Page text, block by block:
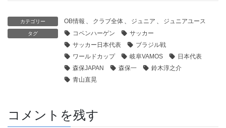
カテゴリー OB情報 クラブ全体 ジュニア ジュニアユース
タグ コペンハーゲン
サッカー
サッカー日本代表
ブラジル戦
ワールドカップ
岐阜VAMOS
日本代表
森保JAPAN
森保一
鈴木淳之介
青山直晃
コメントを残す